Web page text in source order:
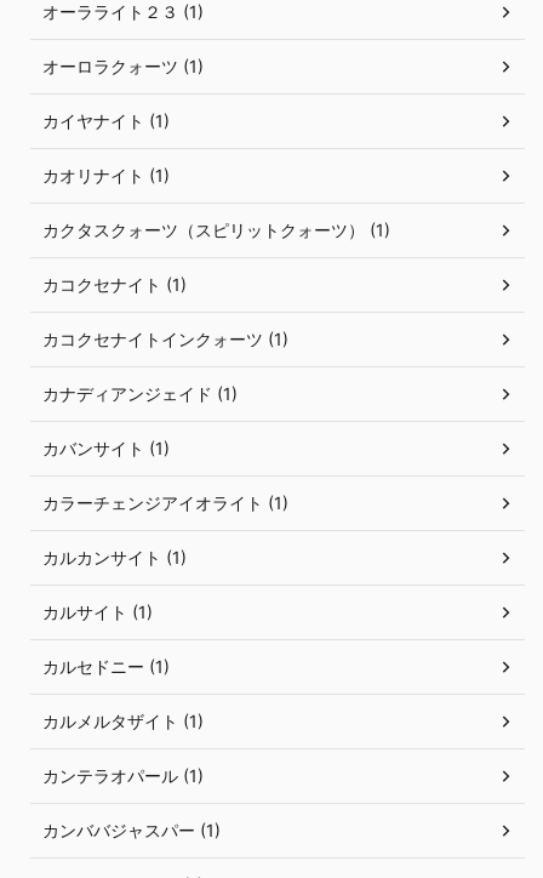
オーラライト２３ (1)
オーロラクォーツ (1)
カイヤナイト (1)
カオリナイト (1)
カクタスクォーツ（スピリットクォーツ） (1)
カコクセナイト (1)
カコクセナイトインクォーツ (1)
カナディアンジェイド (1)
カバンサイト (1)
カラーチェンジアイオライト (1)
カルカンサイト (1)
カルサイト (1)
カルセドニー (1)
カルメルタザイト (1)
カンテラオパール (1)
カンババジャスパー (1)